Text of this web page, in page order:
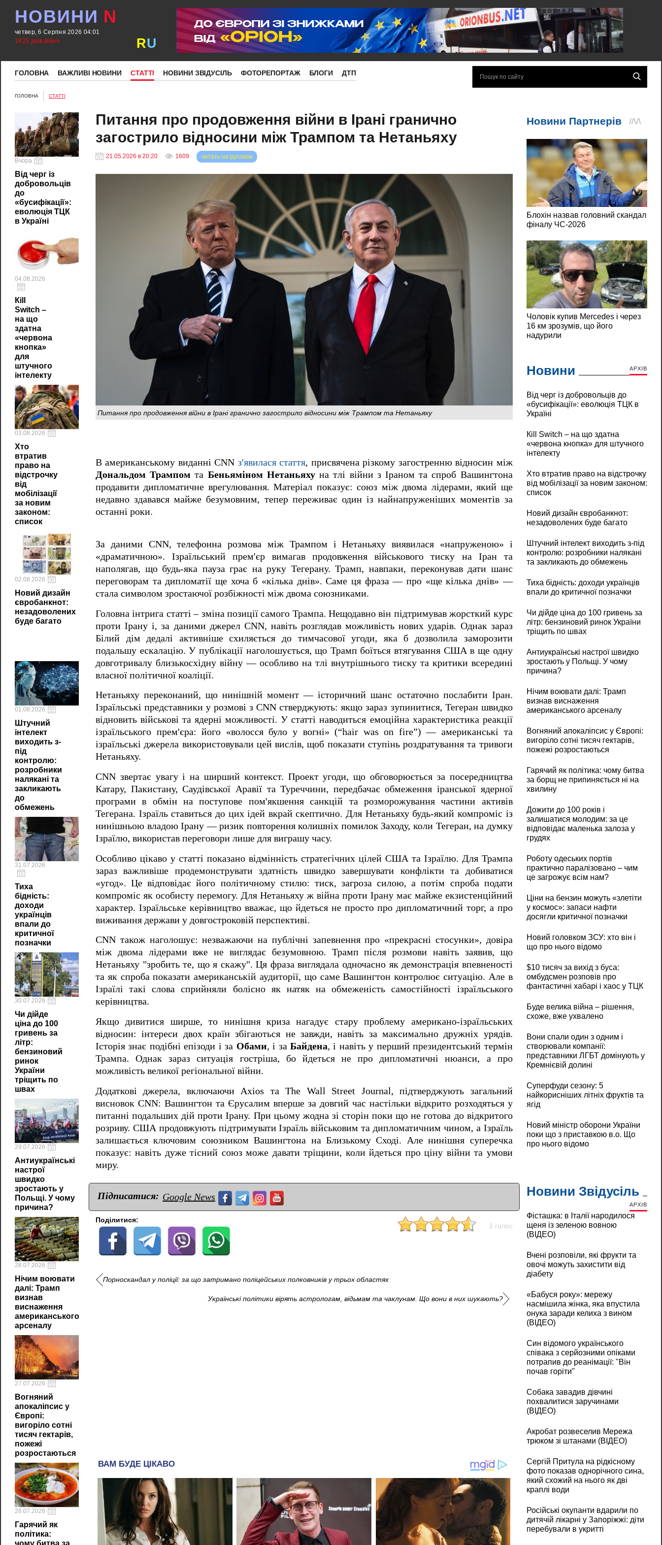
НОВИНИ N
четвер, 6 Серпня 2026 04:01
1625 днів війни
RU
ГОЛОВНА ВАЖЛИВІ НОВИНИ СТАТТІ НОВИНИ ЗВІДУСІЛЬ ФОТОРЕПОРТАЖ БЛОГИ ДТП
ГОЛОВНА СТАТТІ
Вчора
Від черг із
добровольців
до
«бусифікації»:
еволюція ТЦК
в Україні
04.08.2026
Кill
Switch –
на що
здатна
«червона
кнопка»
для
штучного
інтелекту
03.08.2026
Хто
втратив
право на
відстрочку
від
мобілізації
за новим
законом:
список
02.08.2026
Новий дизайн
євробанкнот:
незадоволених
буде багато
01.08.2026
Штучний
інтелект
виходить з-
під
контролю:
розробники
налякані та
закликають
до
обмежень
31.07.2026
Тиха
бідність:
доходи
українців
впали до
критичної
позначки
30.07.2026
Чи дійде
ціна до 100
гривень за
літр:
бензиновий
ринок
України
тріщить по
швах
29.07.2026
Антиукраїнські
настрої
швидко
зростають у
Польщі. У чому
причина?
28.07.2026
Нічим воювати
далі: Трамп
визнав
виснаження
американського
арсеналу
27.07.2026
Вогняний
апокаліпсис у
Європі:
вигоріло сотні
тисяч гектарів,
пожежі
розростаються
26.07.2026
Гарячий як
політика:
чому битва за
Питання про продовження війни в Ірані гранично
загострило відносини між Трампом та Нетаньяху
21.05.2026 в 20:20 1609 читать на русском
Питання про продовження війни в Ірані гранично загострило відносини між Трампом та Нетаньяху
В американському виданні CNN з'явилася стаття, присвячена різкому загостренню відносин між
Дональдом Трампом та Беньяміном Нетаньяхуна тлі війни з Іраном та спроб Вашингтона
продавити дипломатичне врегулювання. Матеріал показує: союз між двома лідерами, який ще
недавно здавався майже безумовним, тепер переживає один із найнапруженіших моментів за
останні роки.
За даними CNN, телефонна розмова між Трампом і Нетаньяху виявилася «напруженою» і
«драматичною». Ізраїльський прем'єр вимагав продовження військового тиску на Іран та
наполягав, що будь-яка пауза грає на руку Тегерану. Трамп, навпаки, переконував дати шанс
переговорам та дипломатії ще хоча б «кілька днів». Саме ця фраза — про «ще кілька днів» —
стала символом зростаючої розбіжності між двома союзниками.
Головна інтрига статті – зміна позиції самого Трампа. Нещодавно він підтримував жорсткий курс
проти Ірану і, за даними джерел CNN, навіть розглядав можливість нових ударів. Однак зараз
Білий дім дедалі активніше схиляється до тимчасової угоди, яка б дозволила заморозити
подальшу ескалацію. У публікації наголошується, що Трамп боїться втягування США в ще одну
довготривалу близькосхідну війну — особливо на тлі внутрішнього тиску та критики всередині
власної політичної коаліції.
Нетаньяху переконаний, що нинішній момент — історичний шанс остаточно послабити Іран.
Ізраїльські представники у розмові з CNN стверджують: якщо зараз зупинитися, Тегеран швидко
відновить військові та ядерні можливості. У статті наводиться емоційна характеристика реакції
ізраїльського прем'єра: його «волосся було у вогні» (“hair was on fire”) — американські та
ізраїльські джерела використовували цей вислів, щоб показати ступінь роздратування та тривоги
Нетаньяху.
CNN звертає увагу і на ширший контекст. Проект угоди, що обговорюється за посередництва
Катару, Пакистану, Саудівської Аравії та Туреччини, передбачає обмеження іранської ядерної
програми в обмін на поступове пом'якшення санкцій та розморожування частини активів
Тегерана. Ізраїль ставиться до цих ідей вкрай скептично. Для Нетаньяху будь-який компроміс із
нинішньою владою Ірану — ризик повторення колишніх помилок Заходу, коли Тегеран, на думку
Ізраїлю, використав переговори лише для виграшу часу.
Особливо цікаво у статті показано відмінність стратегічних цілей США та Ізраїлю. Для Трампа
зараз важливіше продемонструвати здатність швидко завершувати конфлікти та добиватися
«угод». Це відповідає його політичному стилю: тиск, загроза силою, а потім спроба подати
компроміс як особисту перемогу. Для Нетаньяху ж війна проти Ірану має майже екзистенційний
характер. Ізраїльське керівництво вважає, що йдеться не просто про дипломатичний торг, а про
виживання держави у довгостроковій перспективі.
CNN також наголошує: незважаючи на публічні запевнення про «прекрасні стосунки», довіра
між двома лідерами вже не виглядає безумовною. Трамп після розмови навіть заявив, що
Нетаньяху "зробить те, що я скажу". Ця фраза виглядала одночасно як демонстрація впевненості
та як спроба показати американській аудиторії, що саме Вашингтон контролює ситуацію. Але в
Ізраїлі такі слова сприйняли болісно як натяк на обмеженість самостійності ізраїльського
керівництва.
Якщо дивитися ширше, то нинішня криза нагадує стару проблему американо-ізраїльських
відносин: інтереси двох країн збігаються не завжди, навіть за максимально дружніх урядів.
Історія знає подібні епізоди і за Обами, і заБайдена, і навіть у перший президентський термін
Трампа. Однак зараз ситуація гостріша, бо йдеться не про дипломатичні нюанси, а про
можливість великої регіональної війни.
Додаткові джерела, включаючи Axios та The Wall Street Journal, підтверджують загальний
висновок CNN: Вашингтон та Єрусалим вперше за довгий час настільки відкрито розходяться у
питанні подальших дій проти Ірану. При цьому жодна зі сторін поки що не готова до відкритого
розриву. США продовжують підтримувати Ізраїль військовим та дипломатичним чином, а Ізраїль
залишається ключовим союзником Вашингтона на Близькому Сході. Але нинішня суперечка
показує: навіть дуже тісний союз може давати тріщини, коли йдеться про ціну війни та умови
миру.
Підписатися: Google News
Поділитися:
1 голос
Порноскандал у поліції: за що затримано поліцейських полковників у трьох областях
Українські політики вірять астрологам, відьмам та чаклунам. Що вони в них шукають?
Новини АРХІВ
Від черг із добровольців до
«бусифікації»: еволюція ТЦК в
Україні
Кill Switch – на що здатна
«червона кнопка» для штучного
інтелекту
Хто втратив право на відстрочку
від мобілізації за новим законом:
список
Новий дизайн євробанкнот:
незадоволених буде багато
Штучний інтелект виходить з-під
контролю: розробники налякані
та закликають до обмежень
Тиха бідність: доходи українців
впали до критичної позначки
Чи дійде ціна до 100 гривень за
літр: бензиновий ринок України
тріщить по швах
Антиукраїнські настрої швидко
зростають у Польщі. У чому
причина?
Нічим воювати далі: Трамп
визнав виснаження
американського арсеналу
Вогняний апокаліпсис у Європі:
вигоріло сотні тисяч гектарів,
пожежі розростаються
Гарячий як політика: чому битва
за борщ не припиняється ні на
хвилину
Дожити до 100 років і
залишатися молодим: за це
відповідає маленька залоза у
грудях
Роботу одеських портів
практично паралізовано – чим
це загрожує всім нам?
Ціни на бензин можуть «злетіти
у космос»: запаси нафти
досягли критичної позначки
Новий головком ЗСУ: хто він і
що про нього відомо
$10 тисяч за вихід з буса:
омбудсмен розповів про
фантастичні хабарі і хаос у ТЦК
Буде велика війна – рішення,
схоже, вже ухвалено
Вони спали один з одним і
створювали компанії:
представники ЛГБТ домінують у
Кремнієвій долині
Суперфуди сезону: 5
найкорисніших літніх фруктів та
ягід
Новий міністр оборони України
поки що з приставкою в.о. Що
про нього відомо
Новини Звідусіль
АРХІВ
Фісташка: в Італії народилося
щеня із зеленою вовною
(ВІДЕО)
Вчені розповіли, які фрукти та
овочі можуть захистити від
діабету
«Бабуся року»: мережу
насмішила жінка, яка впустила
онука заради келиха з вином
(ВІДЕО)
Син відомого українського
співака з серйозними опіками
потрапив до реанімації: "Він
почав горіти"
Собака завадив дівчині
похвалитися заручинами
(ВІДЕО)
Акробат розвеселив Мережа
трюком зі штанами (ВІДЕО)
Сергій Притула на рідкісному
фото показав однорічного сина,
який схожий на нього як дві
краплі води
Російські окупанти вдарили по
дитячій лікарні у Запоріжжі: діти
перебували в укритті